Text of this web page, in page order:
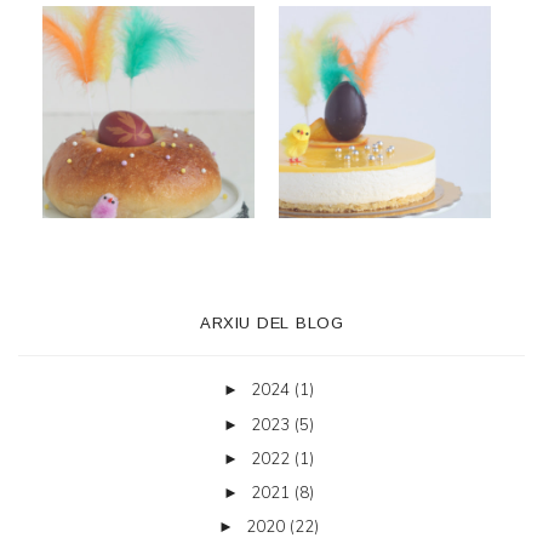
ARXIU DEL BLOG
► 2024 (1)
► 2023 (5)
► 2022 (1)
► 2021 (8)
► 2020 (22)